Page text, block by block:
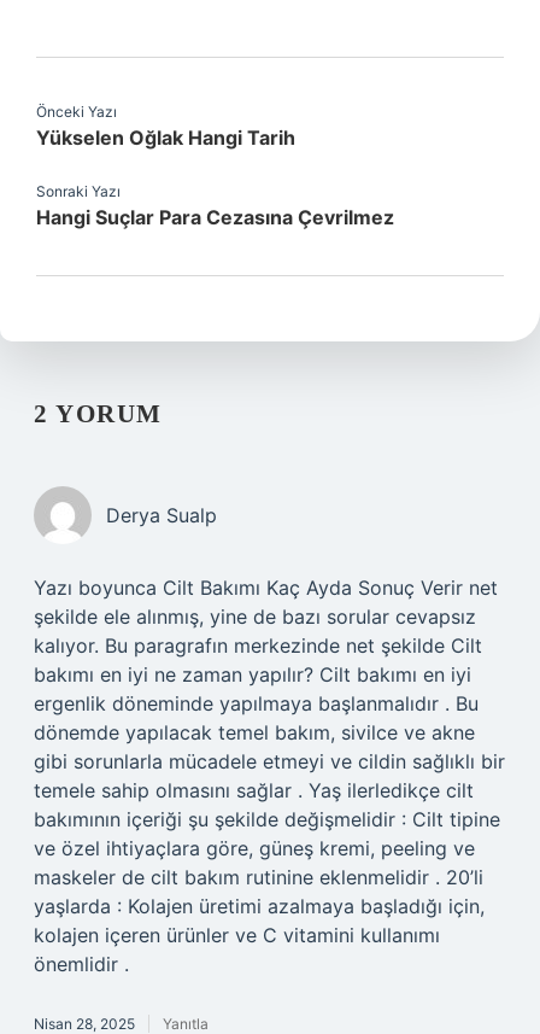
Önceki Yazı
Yükselen Oğlak Hangi Tarih
Sonraki Yazı
Hangi Suçlar Para Cezasına Çevrilmez
2 YORUM
Derya Sualp
Yazı boyunca Cilt Bakımı Kaç Ayda Sonuç Verir net
şekilde ele alınmış, yine de bazı sorular cevapsız
kalıyor. Bu paragrafın merkezinde net şekilde Cilt
bakımı en iyi ne zaman yapılır? Cilt bakımı en iyi
ergenlik döneminde yapılmaya başlanmalıdır . Bu
dönemde yapılacak temel bakım, sivilce ve akne
gibi sorunlarla mücadele etmeyi ve cildin sağlıklı bir
temele sahip olmasını sağlar . Yaş ilerledikçe cilt
bakımının içeriği şu şekilde değişmelidir : Cilt tipine
ve özel ihtiyaçlara göre, güneş kremi, peeling ve
maskeler de cilt bakım rutinine eklenmelidir . 20’li
yaşlarda : Kolajen üretimi azalmaya başladığı için,
kolajen içeren ürünler ve C vitamini kullanımı
önemlidir .
Nisan 28, 2025 Yanıtla